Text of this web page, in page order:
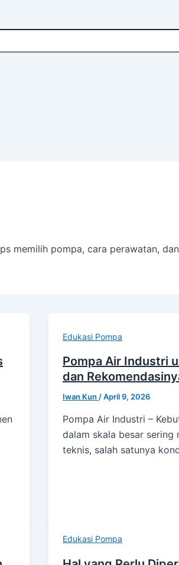
memilih pompa, cara perawatan,
Edukasi Pompa
Pompa Air Industri
dan
Iwan Kun /April 9, 2026
Pompa Air Industri –
dalam skala besar sering
teknis, salah satunya
Edukasi Pompa